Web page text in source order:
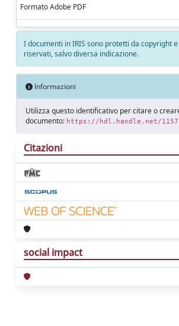
Formato Adobe PDF
I documenti in IRIS sono protetti da copyright
riservati, salvo diversa indicazione.
Informazioni
Utilizza questo identificativo per citare o
documento: https://hdl.handle.net/
Citazioni
social impact